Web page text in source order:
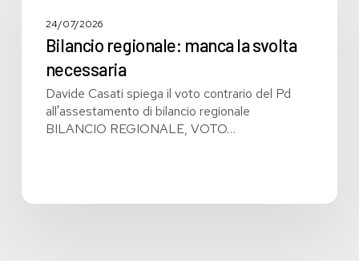
svolta
24/07/2026
Bilancio regionale: manca la svolta
necessaria
Davide Casati spiega il voto contrario del Pd
all'assestamento di bilancio regionale
BILANCIO REGIONALE, VOTO…